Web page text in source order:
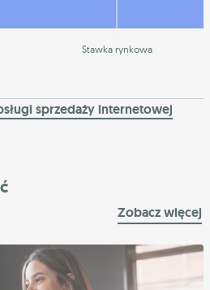
Stawka rynkowa
sprzedaży internetowej
Zobacz więcej